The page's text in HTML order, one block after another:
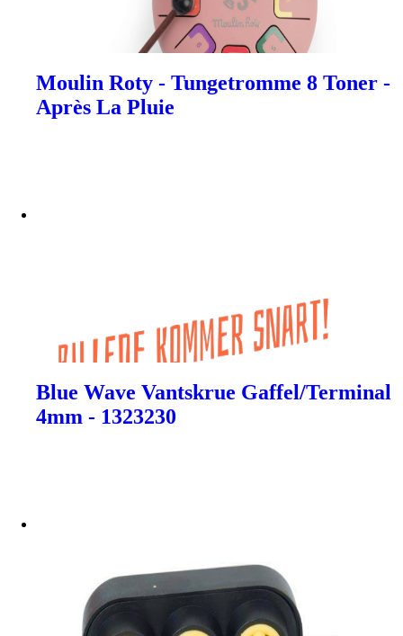
Moulin Roty - Tungetromme 8 Toner -
Après La Pluie
Blue Wave Vantskrue Gaffel/Terminal
4mm - 1323230